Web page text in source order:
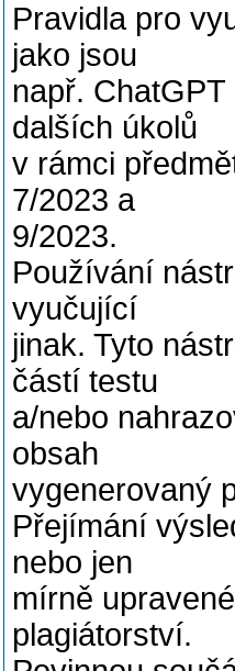
Pravidla pro
jako jsou
např.
dalších úkolů
v rámci
7/2023 a
9/2023.
Používání
vyučující
jinak. Tyto
částí testu
a/nebo
obsah
vygenerovaný
Přejímání
nebo jen
mírně
plagiátorství.